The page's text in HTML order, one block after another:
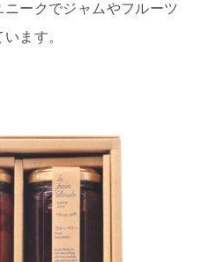
ークでジャムやフルーツ
ます。